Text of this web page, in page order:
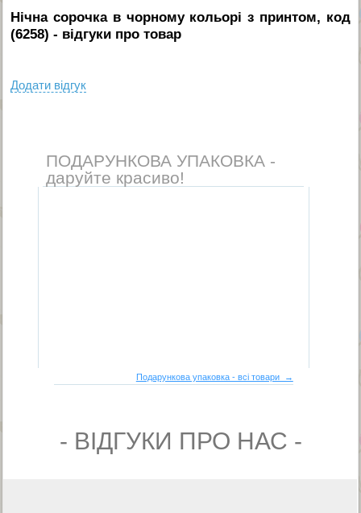
Нічна сорочка в чорному кольорі з принтом, код
(6258) - вiдгуки про товар
Додати вiдгук
ПОДАРУНКОВА УПАКОВКА -
даруйте красиво!
Подарункова упаковка - всі товари →
- ВIДГУКИ ПРО НАС -